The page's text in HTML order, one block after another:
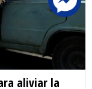
aliviar la